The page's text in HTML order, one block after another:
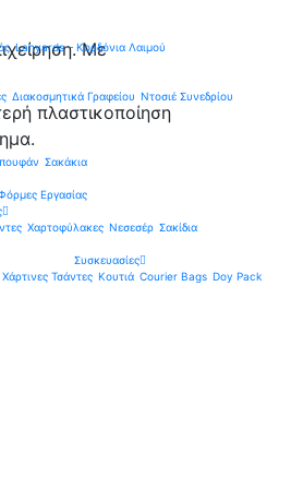
Lanyards – Kορδόνια Λαιμού
Διακοσμητικά Γραφείου Ντοσιέ Συνεδρίου
Σακάκια
Εργασίας
Χαρτοφύλακες Νεσεσέρ Σακίδια
Συσκευασίες
Χάρτινες Τσάντες Κουτιά Courier Bags Doy Pack
Με
πλαστικοποίηση